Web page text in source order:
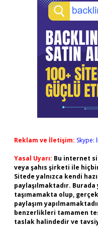
Reklam ve İletişim: Skype:
Yasal Uyarı: Bu internet
veya şahıs şirketi ile
Sitede yalnızca kendi
paylaşılmaktadır.
taşımamakta olup,
paylaşım
benzerlikleri tamamen
taslak halindedir ve